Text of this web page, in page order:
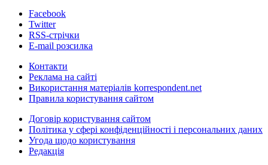
Facebook
Twitter
RSS-стрічки
E-mail розсилка
Контакти
Реклама на сайті
Використання матеріалів korrespondent.net
Правила користування сайтом
Договір користування сайтом
Політика у сфері конфіденційності і персональних даних
Угода щодо користування
Редакція